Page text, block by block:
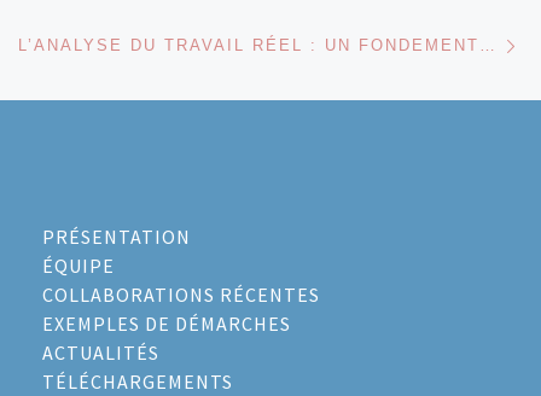
L’ANALYSE DU TRAVAIL RÉEL : UN FONDEMENT SOUVENT IGNORÉ
PRÉSENTATION
ÉQUIPE
COLLABORATIONS RÉCENTES
EXEMPLES DE DÉMARCHES
ACTUALITÉS
TÉLÉCHARGEMENTS